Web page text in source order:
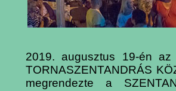
2019. augusztus 19-én
TORNASZENTANDRÁS
megrendezte a